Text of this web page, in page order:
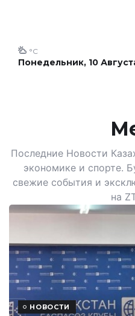
Понедельник, 10
°C
Последние Новости
экономике и спорте.
свежие события и
на
НОВОСТИ